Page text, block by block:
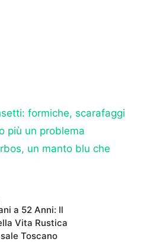
formiche, scarafaggi
più un problema
un manto blu che
a 52 Anni: Il
Vita Rustica
Toscano